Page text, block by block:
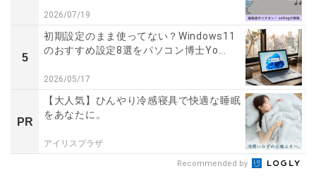
2026/07/19
5
初期設定のまま使ってない？Windows11
のおすすめ設定8選をパソコン博士Yo...
2026/05/17
PR
【大人気】ひんやり冷感寝具で快適な睡眠
をあなたに。
アイリスプラザ
Recommended by